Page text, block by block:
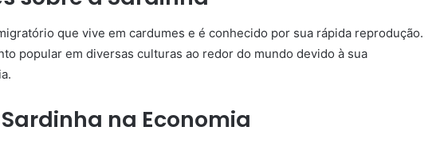
que vive em cardumes e é conhecido por sua rápida reprodução.
popular em diversas culturas ao redor do mundo devido à sua
na Economia